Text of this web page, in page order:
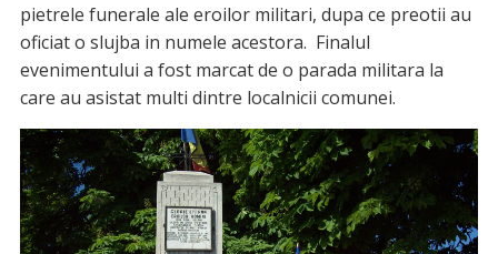
pietrele funerale ale eroilor militari, dupa ce preotii au
oficiat o slujba in numele acestora. Finalul
evenimentului a fost marcat de o parada militara la
care au asistat multi dintre localnicii comunei.